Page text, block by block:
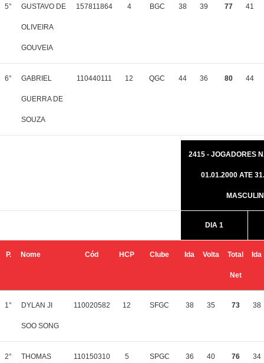
5° GUSTAVO DE
OLIVEIRA
GOUVEIA
157811864 4 BGC 38 39 77 41
6° GABRIEL
GUERRA DE
SOUZA
110440111 12 QGC 44 36 80 44
2415 - JOGADORES
01.01.2000 ATE
DIA 1
P. Nome Cód HCP Clube Ida Volta Total
Net
Ida
1° DYLAN JI
SOO SONG
110020582 12 SFGC 38 35 73 38
2° THOMAS 110150310 5 SPGC 36 40 76 34